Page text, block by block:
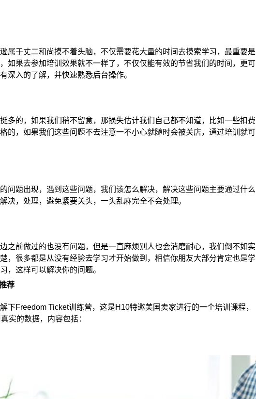
属于丈二和尚摸不着头脑，不仅需要花大量的时间去摸索学习，最重要是
如果去参加培训效果就不一样了，不仅仅能有效的节省我们的时间，更可
深入的了解，并快速熟悉后台操作。
多的，如果我们稍不留意，那损失估计我们自己都不知道，比如一些扣费
的，如果我们这些问题不去注意一不小心就随时会被关店，通过培训就可
问题出现，遇到这些问题，我们该怎么解决，解决这些问题主要通过什么
决，处理，避免紧要关头，一头乱麻完全不会处理。
之前做过的也没有问题，但是一直麻烦别人也会消磨耐心，我们倒不如实
，很多都是从没有经验去学习才开始做到，相信你朋友大部分肯定也是学
，这样可以解决你的问题。
荐
下Freedom Ticket训练营，这是H10特邀美国卖家进行的一个培训课程，
实的数据，内容包括：